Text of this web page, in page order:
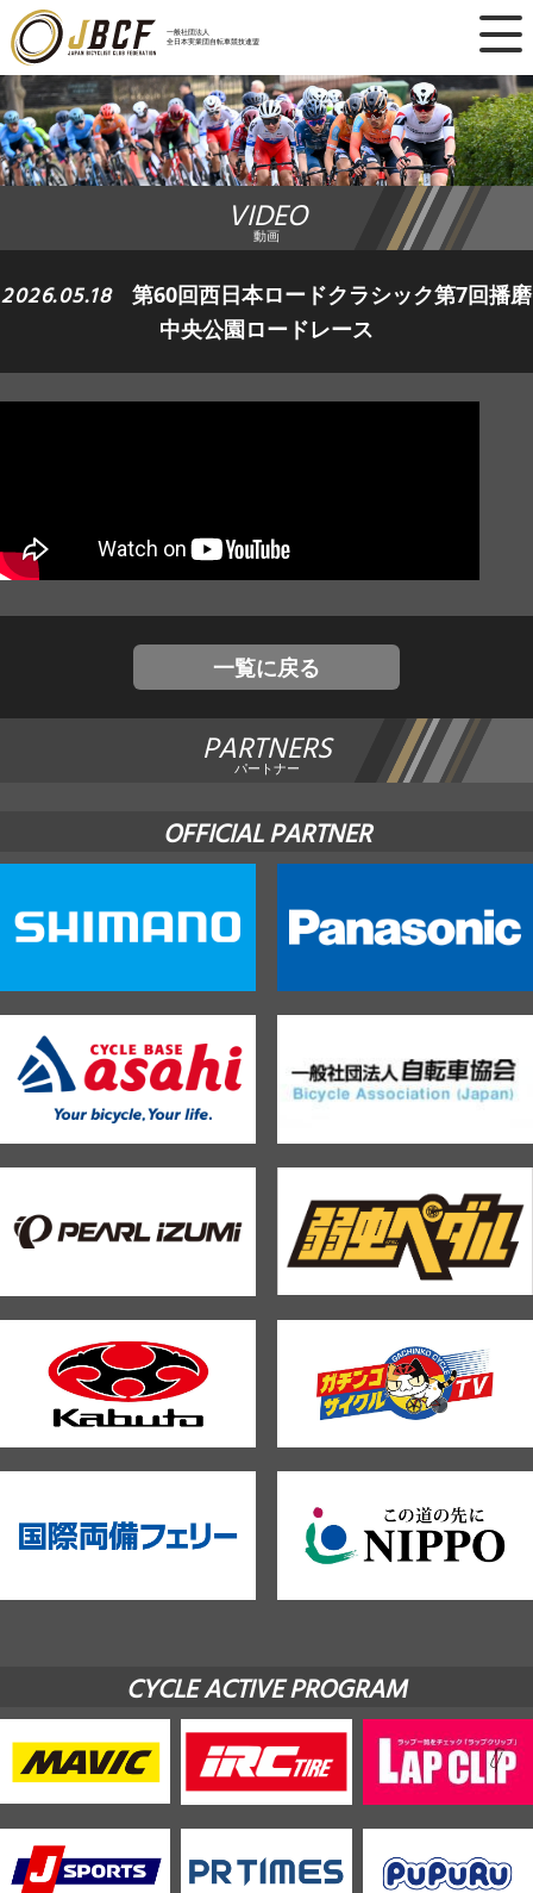
一般社団法人
全日本実業団自転車競技連盟
×
ニュース
レース日程
ランキング
レース結果
チーム・選手
競技ガイド
エントリー
VIDEO
動画
2026.05.18
第60回西日本ロードクラシック第7回播磨
中央公園ロードレース
一覧に戻る
PARTNERS
パートナー
OFFICIAL PARTNER
CYCLE ACTIVE PROGRAM